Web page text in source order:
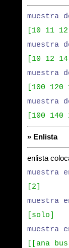
muestra
[10 11
muestra
[10 12
muestra
[100 120
muestra
[100 140
» Enlista
enlista
muestra
[2]
muestra
[solo]
muestra
[[ana